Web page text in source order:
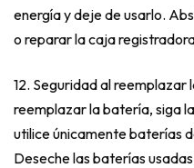
energía y deje de usarlo.
o reparar la caja
12. Seguridad al reemplazar
reemplazar la batería, siga
utilice únicamente baterías
Deseche las baterías